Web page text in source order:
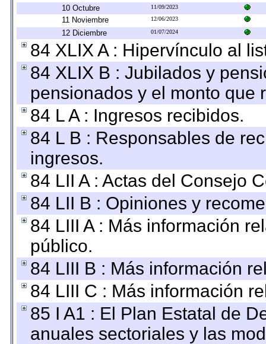
10 Octubre 11/09/2023
11 Noviembre 12/06/2023
12 Diciembre 01/07/2024
84 XLIX A : Hipervínculo al
84 XLIX B : Jubilados y
pensionados y el monto que
84 L A : Ingresos recibidos.
84 L B : Responsables de
ingresos.
84 LII A : Actas del Consejo
84 LII B : Opiniones y
84 LIII A : Más información
público.
84 LIII B : Más información
84 LIII C : Más información
85 I A1 : El Plan Estatal de
anuales sectoriales y las